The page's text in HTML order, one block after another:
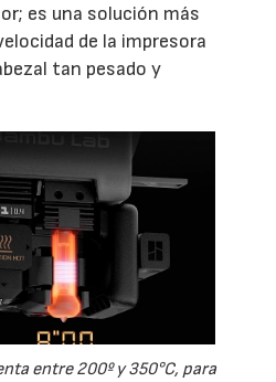
es una solución más
de la impresora
tan pesado y
entre 200º y 350°C, para